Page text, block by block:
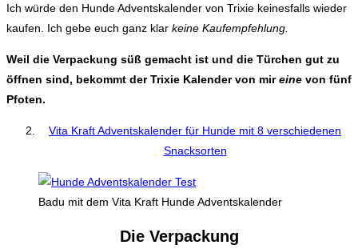
Ich würde den Hunde Adventskalender von Trixie keinesfalls wieder
kaufen. Ich gebe euch ganz klar keine Kaufempfehlung.
Weil die Verpackung süß gemacht ist und die Türchen gut zu
öffnen sind, bekommt der Trixie Kalender von mireine von fünf
Pfoten.
Vita Kraft Adventskalender für Hunde mit 8 verschiedenen
Snacksorten
Badu mit dem Vita Kraft Hunde Adventskalender
Die Verpackung